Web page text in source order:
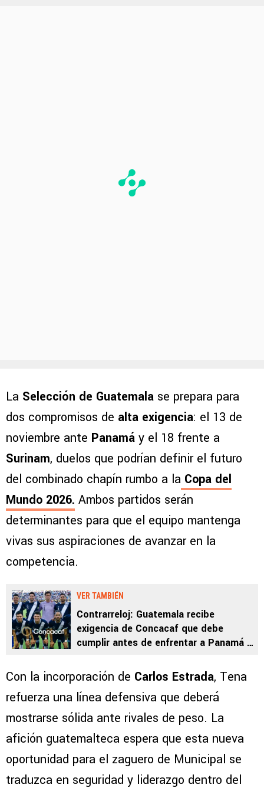
La Selección de Guatemala se prepara para
dos compromisos de alta exigencia: el 13 de
noviembre ante Panamá y el 18 frente a
Surinam, duelos que podrían definir el futuro
del combinado chapín rumbo a la Copa del
Mundo 2026. Ambos partidos serán
determinantes para que el equipo mantenga
vivas sus aspiraciones de avanzar en la
competencia.
VER TAMBIÉN
Contrarreloj: Guatemala recibe
exigencia de Concacaf que debe
cumplir antes de enfrentar a Panamá y
Con la incorporación de Carlos Estrada, Tena
refuerza una línea defensiva que deberá
mostrarse sólida ante rivales de peso. La
afición guatemalteca espera que esta nueva
oportunidad para el zaguero de Municipal se
traduzca en seguridad y liderazgo dentro del